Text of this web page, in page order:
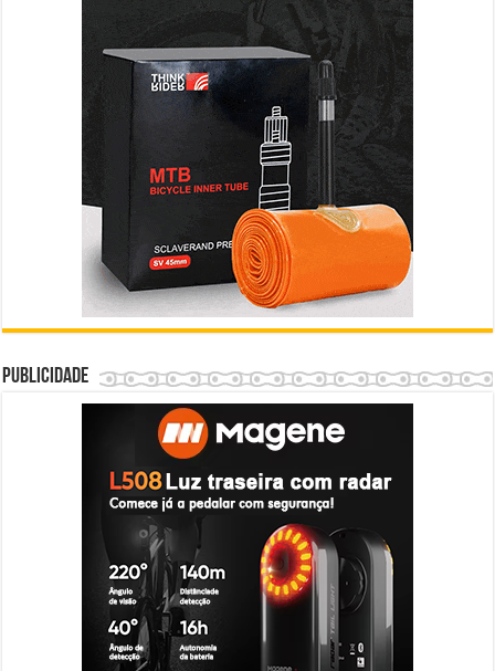
Publicidade